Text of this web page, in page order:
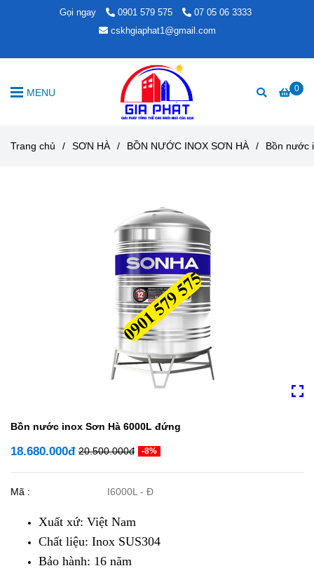
Gọi ngay 0901 579 575
07 05 06 3333
cskhgiaphat1@gmail.com
0
MENU
Trang chủ / SƠN HÀ / BỒN NƯỚC INOX SƠN HÀ / Bồn nước
Bồn nước inox Sơn Hà 6000L đứng
18.680.000đ 20.500.000đ -8%
Mã : I6000L - Đ
Xuất xứ: Việt Nam
Chất liệu: Inox SUS304
Bảo hành: 16 năm